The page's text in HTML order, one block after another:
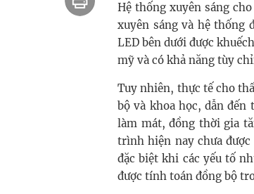
Hệ thống xuyên sáng
xuyên sáng và hệ thống
LED bên dưới được
mỹ và có khả năng tùy
Tuy nhiên, thực tế cho
bộ và khoa học, dẫn
làm mát, đồng thời gia
trình hiện nay chưa được
đặc biệt khi các yếu tố
được tính toán đồng bộ